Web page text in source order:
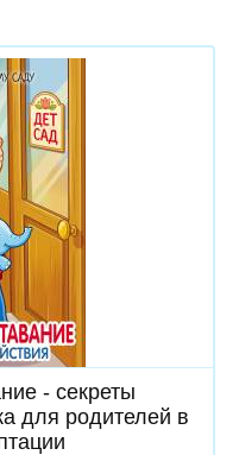
- секреты
для родителей в